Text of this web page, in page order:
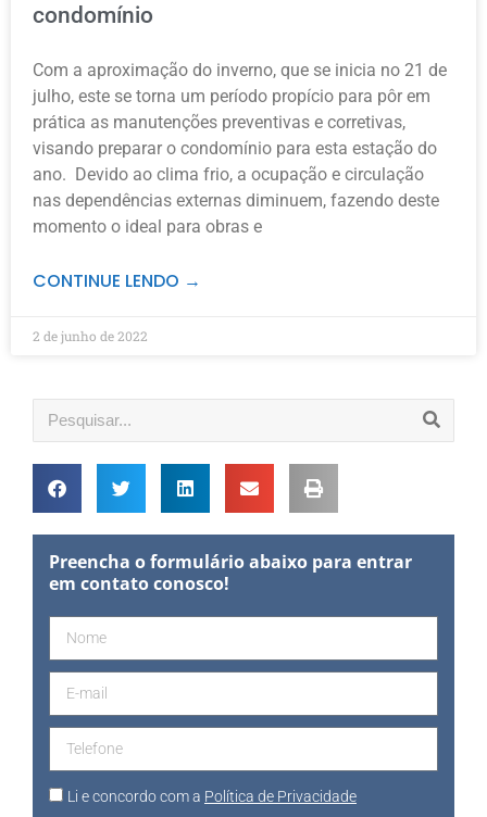
condomínio
Com a aproximação do inverno, que se inicia no 21 de
julho, este se torna um período propício para pôr em
prática as manutenções preventivas e corretivas,
visando preparar o condomínio para esta estação do
ano. Devido ao clima frio, a ocupação e circulação
nas dependências externas diminuem, fazendo deste
momento o ideal para obras e
CONTINUE LENDO →
2 de junho de 2022
Preencha o formulário abaixo para entrar
em contato conosco!
Li e concordo com a Política de Privacidade